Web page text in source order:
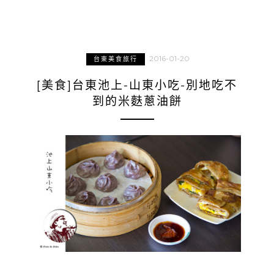
台東美食旅行 2016-01-20
[美食]台東池上-山東小吃-別地吃不
到的米麩蔥油餅